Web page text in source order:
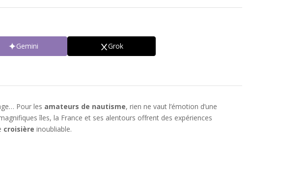
Gemini Grok
Pour les amateurs de nautisme, rien ne vaut l’émotion d’une
îles, la France et ses alentours offrent des expériences
croisière inoubliable.